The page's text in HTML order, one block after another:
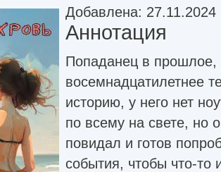
Добавлена: 27.11.2024
Аннотация
Попаданец в прошлое,
восемнадцатилетнее
историю, у него нет
по всему на свете, но
повидал и готов
события, чтобы что-то